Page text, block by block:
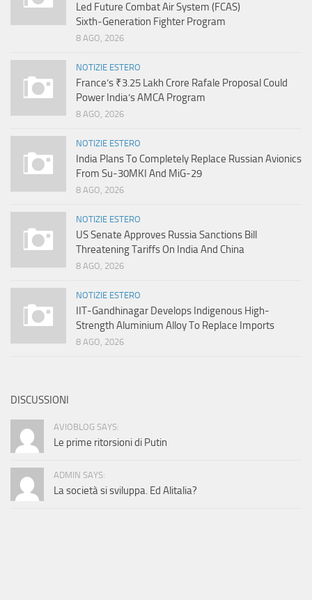
Led Future Combat Air System (FCAS)
Sixth‑Generation Fighter Program
8 AGO, 2026
NOTIZIE ESTERO
France’s ₹3.25 Lakh Crore Rafale Proposal Could
Power India’s AMCA Program
8 AGO, 2026
NOTIZIE ESTERO
India Plans To Completely Replace Russian Avionics
From Su-30MKI And MiG-29
8 AGO, 2026
NOTIZIE ESTERO
US Senate Approves Russia Sanctions Bill
Threatening Tariffs On India And China
8 AGO, 2026
NOTIZIE ESTERO
IIT-Gandhinagar Develops Indigenous High-
Strength Aluminium Alloy To Replace Imports
8 AGO, 2026
DISCUSSIONI
AVIOBLOG SAYS:
Le prime ritorsioni di Putin
ADMIN SAYS:
La società si sviluppa. Ed Alitalia?